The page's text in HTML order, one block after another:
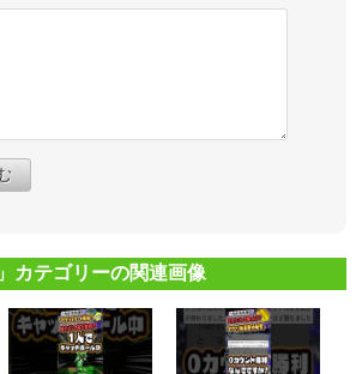
カテゴリーの関連画像